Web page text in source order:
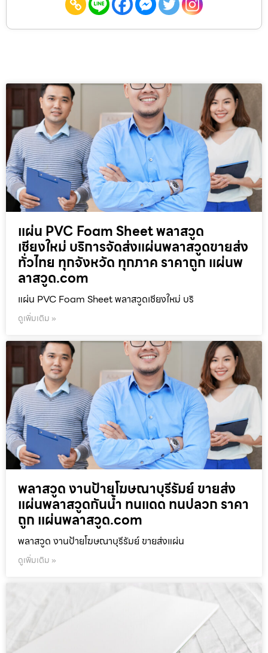
แผ่น PVC Foam Sheet พลาสวูด
เชียงใหม่ บริการจัดส่งแผ่นพลาสวูดขายส่ง
ทั่วไทย ทุกจังหวัด ทุกภาค ราคาถูก แผ่นพ
ลาสวูด.com
แผ่น PVC Foam Sheet พลาสวูดเชียงใหม่ บริ
ดูเพิ่มเติม »
พลาสวูด งานป้ายโฆษณาบุรีรัมย์ ขายส่ง
แผ่นพลาสวูดกันน้ำ ทนแดด ทนปลวก ราคา
ถูก แผ่นพลาสวูด.com
พลาสวูด งานป้ายโฆษณาบุรีรัมย์ ขายส่งแผ่น
ดูเพิ่มเติม »